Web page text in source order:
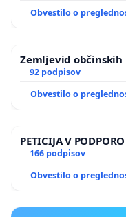
Obvestilo o
Zemljevid občinskih
92 podpisov
Obvestilo o
PETICIJA V
166 podpisov
Obvestilo o